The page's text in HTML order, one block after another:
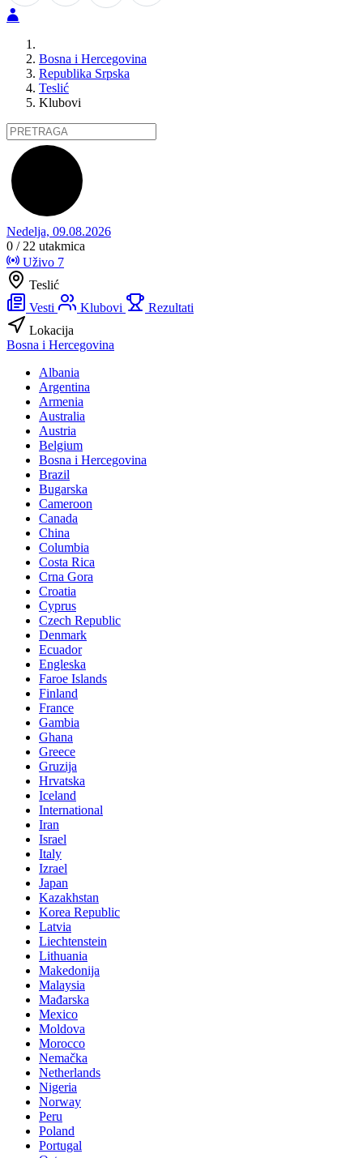
Bosna i Hercegovina
Republika Srpska
Teslić
Klubovi
Nedelja, 09.08.2026
0 / 22 utakmica
Uživo 7
Teslić
Vesti
Klubovi
Rezultati
Lokacija
Bosna i Hercegovina
Albania
Argentina
Armenia
Australia
Austria
Belgium
Bosna i Hercegovina
Brazil
Bugarska
Cameroon
Canada
China
Columbia
Costa Rica
Crna Gora
Croatia
Cyprus
Czech Republic
Denmark
Ecuador
Engleska
Faroe Islands
Finland
France
Gambia
Ghana
Greece
Gruzija
Hrvatska
Iceland
International
Iran
Israel
Italy
Izrael
Japan
Kazakhstan
Korea Republic
Latvia
Liechtenstein
Lithuania
Makedonija
Malaysia
Mađarska
Mexico
Moldova
Morocco
Nemačka
Netherlands
Nigeria
Norway
Peru
Poland
Portugal